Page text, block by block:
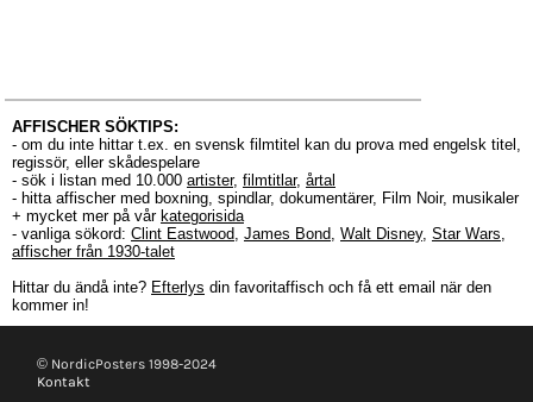
AFFISCHER SÖKTIPS:
- om du inte hittar t.ex. en svensk filmtitel kan du prova med engelsk titel,
regissör, eller skådespelare
- sök i listan med 10.000 artister, filmtitlar, årtal
- hitta affischer med boxning, spindlar, dokumentärer, Film Noir, musikaler
+ mycket mer på vår kategorisida
- vanliga sökord: Clint Eastwood, James Bond, Walt Disney, Star Wars,
affischer från 1930-talet
Hittar du ändå inte? Efterlys din favoritaffisch och få ett email när den
kommer in!
© NordicPosters 1998-2024
Kontakt